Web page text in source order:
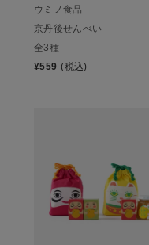
ウミノ食品
京丹後せんべい
全3種
¥559 (税込)